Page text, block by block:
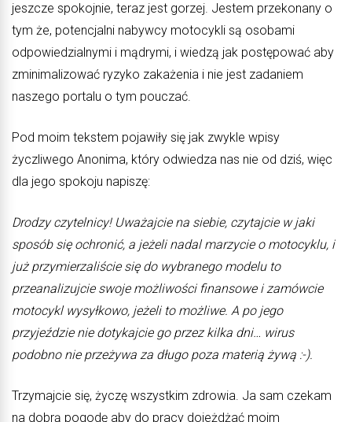
jeszcze spokojnie, teraz jest gorzej. Jestem przekonany o
tym że, potencjalni nabywcy motocykli są osobami
odpowiedzialnymi i mądrymi, i wiedzą jak postępować aby
zminimalizować ryzyko zakażenia i nie jest zadaniem
naszego portalu o tym pouczać.
Pod moim tekstem pojawiły się jak zwykle wpisy
życzliwego Anonima, który odwiedza nas nie od dziś, więc
dla jego spokoju napiszę:
Drodzy czytelnicy! Uważajcie na siebie, czytajcie w jaki
sposób się ochronić, a jeżeli nadal marzycie o motocyklu, i
już przymierzaliście się do wybranego modelu to
przeanalizujcie swoje możliwości finansowe i zamówcie
motocykl wysyłkowo, jeżeli to możliwe. A po jego
przyjeździe nie dotykajcie go przez kilka dni… wirus
podobno nie przeżywa za długo poza materią żywą :-).
Trzymajcie się, życzę wszystkim zdrowia. Ja sam czekam
na dobrą pogodę aby do pracy dojeżdżać moim